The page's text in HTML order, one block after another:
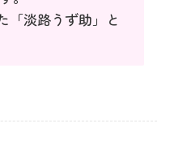
「淡路うず助」と